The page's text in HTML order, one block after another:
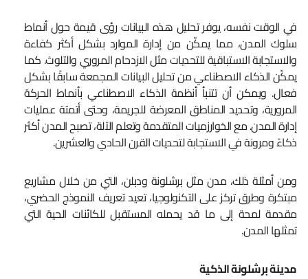
في الوقت نفسه، يوفر تحليل هذه البيانات رؤى قيمة حول أنماط
سلوك المدن، مما يمكّن من إدارة الموارد بشكل أكثر كفاءة
والاستجابة الاستباقية للتحديات مثل الازدحام المروري والتلوث. كما
يمكّن الذكاء الاصطناعي من تحليل البيانات المجمعة سابقًا بشكل
فعال. ويمكن أن تتنبأ أنظمة الذكاء الاصطناعي بأنماط الحركة
المرورية، وتحديد المناطق المعرضة للجريمة، وحتى أتمتة عمليات
إدارة المدن. مع الخوارزميات المتقدمة وتعلم الآلة، تصبح المدن أكثر
ذكاءً ومرونة في الاستجابة لتحديات القرن الحادي والعشرين.
ومن أمثلة ذلك، مدن مثل برشلونة ودبلن، التي من خلال مشاريع
مبتكرة وطرق تركز على التكنولوجيا، تعيد تعريف النموذج الحضري،
مقدمة لمحة إلى ما قد يحمله المستقبل للكائنات الحية التي
تمثلها المدن.
مدينة برشلونة الذكية